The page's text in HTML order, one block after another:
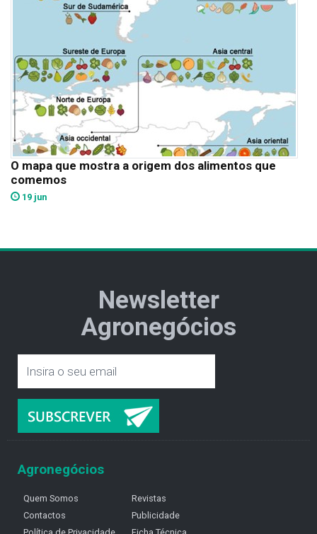
O mapa que mostra a origem dos alimentos que
comemos
19 jun
Newsletter
Agronegócios
Agronegócios
Quem Somos
Contactos
Revistas
Publicidade